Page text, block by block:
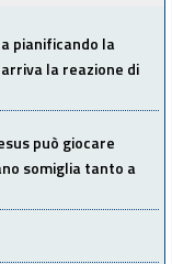
pianificando la
la reazione di
può giocare
somiglia tanto a